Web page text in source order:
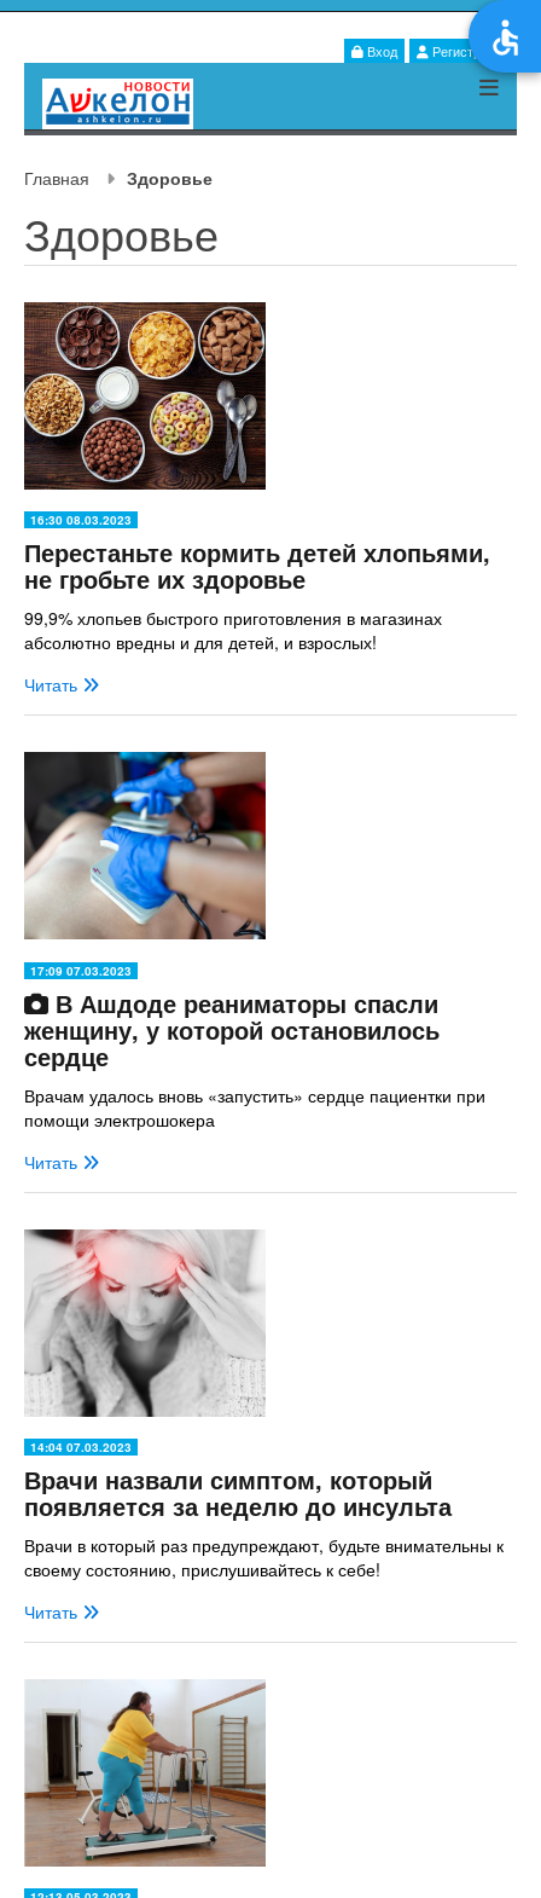
Вход Регистрация
Главная Здоровье
Здоровье
16:30 08.03.2023
Перестаньте кормить детей хлопьями,
не гробьте их здоровье
99,9% хлопьев быстрого приготовления в магазинах
абсолютно вредны и для детей, и взрослых!
Читать
17:09 07.03.2023
В Ашдоде реаниматоры спасли
женщину, у которой остановилось
сердце
Врачам удалось вновь «запустить» сердце пациентки при
помощи электрошокера
Читать
14:04 07.03.2023
Врачи назвали симптом, который
появляется за неделю до инсульта
Врачи в который раз предупреждают, будьте внимательны к
своему состоянию, прислушивайтесь к себе!
Читать